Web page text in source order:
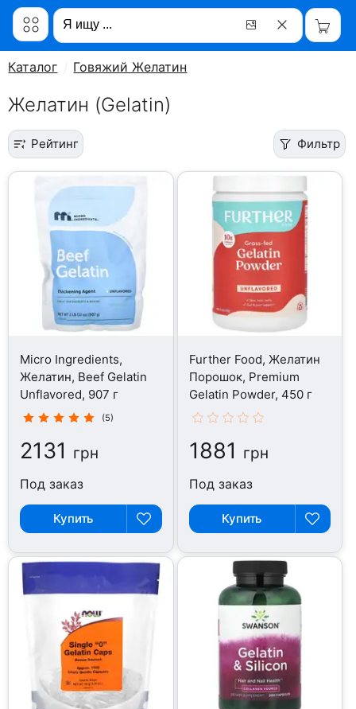
Каталог Говяжий Желатин
Желатин (Gelatin)
Рейтинг Фильтр
Micro Ingredients,
Желатин, Beef Gelatin
Unflavored, 907 г
(5)
2131 грн
Под заказ
Купить
Further Food, Желатин
Порошок, Premium
Gelatin Powder, 450 г
1881 грн
Под заказ
Купить